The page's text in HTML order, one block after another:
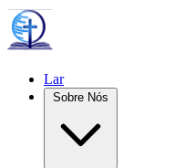
Lar
Sobre Nós